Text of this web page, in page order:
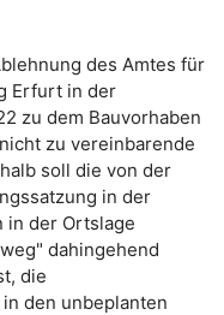
des Amtes für
Erfurt in der
zu dem Bauvorhaben
zu vereinbarende
soll die von der
in der
in der Ortslage
dahingehend
die
den unbeplanten